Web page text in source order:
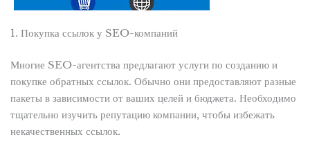
1. Покупка ссылок у SEO-компаний
Многие SEO-агентства предлагают услуги по созданию и
покупке обратных ссылок. Обычно они предоставляют разные
пакеты в зависимости от ваших целей и бюджета. Необходимо
тщательно изучить репутацию компании, чтобы избежать
некачественных ссылок.